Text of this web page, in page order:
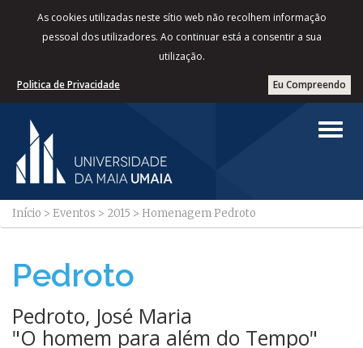
As cookies utilizadas neste sítio web não recolhem informação
pessoal dos utilizadores. Ao continuar está a consentir a sua
utilização.
Eu Compreendo
Politica de Privacidade
Início > Eventos > 2015 > Homenagem Pedroto
Pedroto
Pedroto, José Maria
"O homem para além do Tempo"